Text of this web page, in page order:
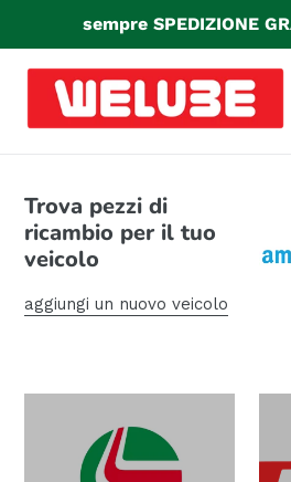
direttamente
contenuti
sempre SPEDIZIONE
Trova pezzi di
ricambio per il tuo
veicolo
aggiungi un nuovo veicolo